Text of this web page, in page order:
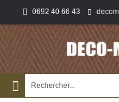
0692 40 66 43